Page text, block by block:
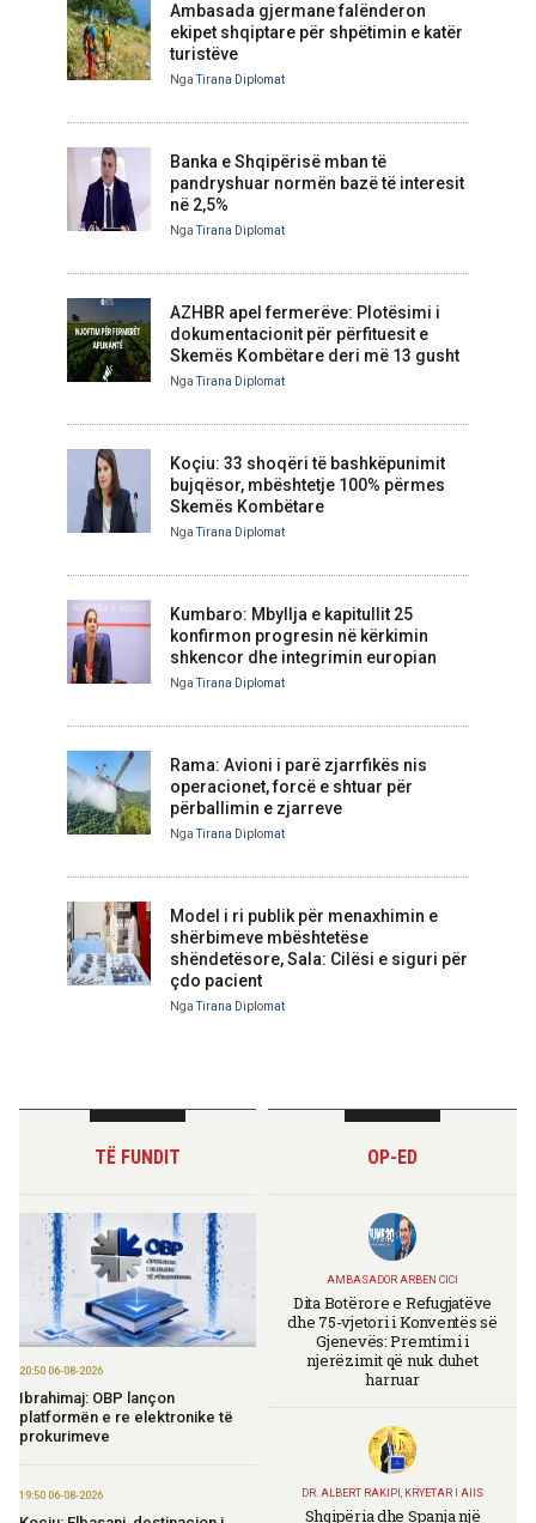
Ambasada gjermane falënderon
ekipet shqiptare për shpëtimin e katër
turistëve
Nga Tirana Diplomat
Banka e Shqipërisë mban të
pandryshuar normën bazë të interesit
në 2,5%
Nga Tirana Diplomat
AZHBR apel fermerëve: Plotësimi i
dokumentacionit për përfituesit e
Skemës Kombëtare deri më 13 gusht
Nga Tirana Diplomat
Koçiu: 33 shoqëri të bashkëpunimit
bujqësor, mbështetje 100% përmes
Skemës Kombëtare
Nga Tirana Diplomat
Kumbaro: Mbyllja e kapitullit 25
konfirmon progresin në kërkimin
shkencor dhe integrimin europian
Nga Tirana Diplomat
Rama: Avioni i parë zjarrfikës nis
operacionet, forcë e shtuar për
përballimin e zjarreve
Nga Tirana Diplomat
Model i ri publik për menaxhimin e
shërbimeve mbështetëse
shëndetësore, Sala: Cilësi e siguri për
çdo pacient
Nga Tirana Diplomat
TË FUNDIT
20:50 06-08-2026
Ibrahimaj: OBP lançon
platformën e re elektronike të
prokurimeve
19:50 06-08-2026
OP-ED
AMBASADOR ARBEN CICI
Dita Botërore e Refugjatëve
dhe 75-vjetori i Konventës së
Gjenevës: Premtimi i
njerëzimit që nuk duhet
harruar
DR. ALBERT RAKIPI, KRYETAR I AIIS
Shqipëria dhe Spanja një